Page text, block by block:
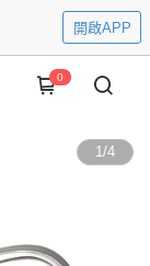
開啟APP
0
1/4